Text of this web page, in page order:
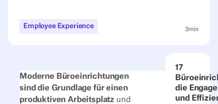
Employee Experience 3min
17
die
und
Moderne Büroeinrichtungen
sind die Grundlage für einen
produktiven Arbeitsplatz und